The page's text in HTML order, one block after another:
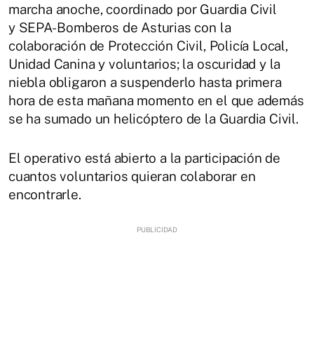
marcha anoche, coordinado por Guardia Civil
y SEPA- Bomberos de Asturias con la
colaboración de Protección Civil, Policía Local,
Unidad Canina y voluntarios; la oscuridad y la
niebla obligaron a suspenderlo hasta primera
hora de esta mañana momento en el que además
se ha sumado un helicóptero de la Guardia Civil.
El operativo está abierto a la participación de
cuantos voluntarios quieran colaborar en
encontrarle.